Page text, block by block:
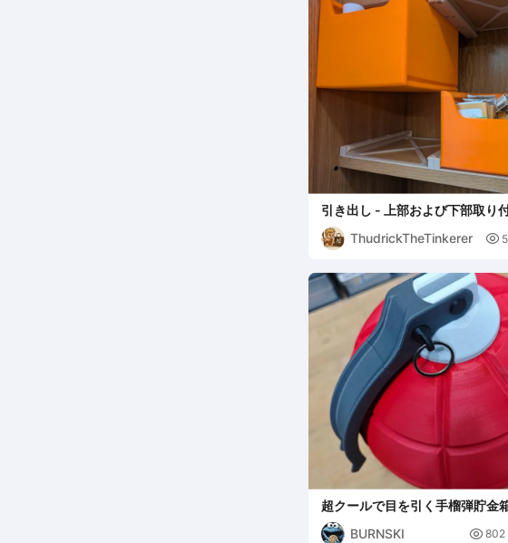
引き出し - 上部および下部取り
ThudrickTheTinkerer

超クールで目を引く手榴弾貯金
箱）
BURNSKI
 802